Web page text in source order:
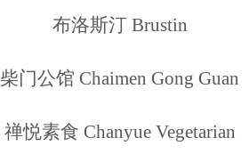
布洛斯汀 Brustin
柴门公馆 Chaimen Gong Guan
禅悦素食 Chanyue Vegetarian